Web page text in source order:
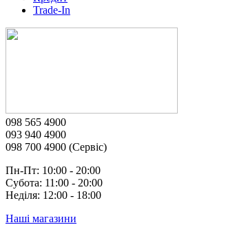
Trade-In
098 565 4900
093 940 4900
098 700 4900 (Сервіс)
Пн-Пт: 10:00 - 20:00
Субота: 11:00 - 20:00
Неділя: 12:00 - 18:00
Наші магазини